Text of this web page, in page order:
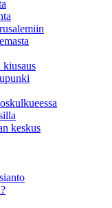
kiusaus
keskus